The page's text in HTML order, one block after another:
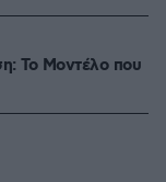
Το Mοντέλο που